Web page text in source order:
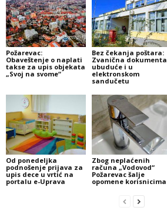
Požarevac:
Obaveštenje o naplati
takse za upis objekata
„Svoj na svome“
Bez čekanja poštara:
Zvanična dokumenta
ubuduće i u
elektronskom
sandučetu
Od ponedeljka
podnošenje prijava za
upis dece u vrtić na
portalu e-Uprava
Zbog neplaćenih
računa „Vodovod“
Požarevac šalje
opomene korisnicima